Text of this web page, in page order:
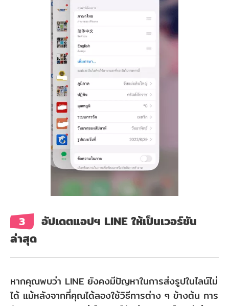
3
อัปเดตแอปฯ LINE ให้เป็นเวอร์ชัน
ล่าสุด
หากคุณพบว่า LINE ยังคงมีปัญหาในการส่งรูปในไลน์ไม่
ได้ แม้หลังจากที่คุณได้ลองใช้วิธีการต่าง ๆ ข้างต้น การ